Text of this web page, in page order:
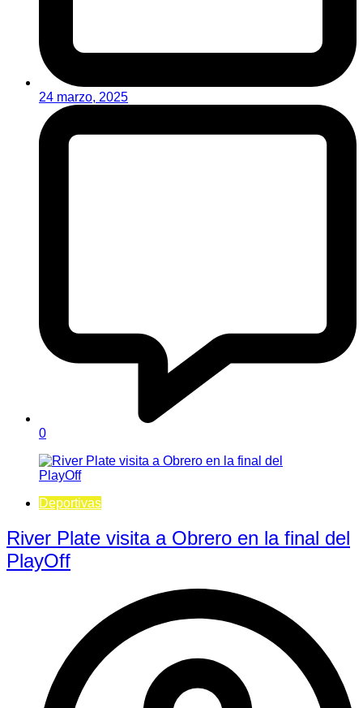
24 marzo, 2025
0
Deportivas
River Plate visita a Obrero en la final del
PlayOff